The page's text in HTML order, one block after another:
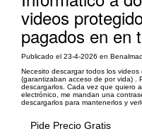
videos
pagados en en
Publicado el 23-4-2026 en
Necesito descargar todos los
(garantizaban acceso de por vida) .
descargarlos. Cada vez que quiero
electrónico, me mandan una
descargarlos para mantenerlos y
Pide Precio Gratis